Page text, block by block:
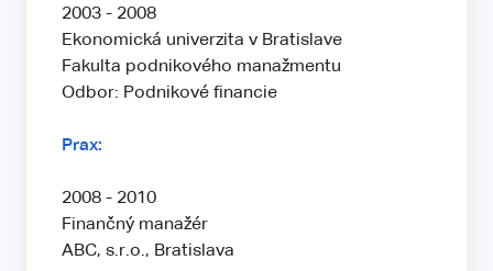
2003 - 2008
Ekonomická univerzita v Bratislave
Fakulta podnikového manažmentu
Odbor: Podnikové financie
Prax:
2008 - 2010
Finančný manažér
ABC, s.r.o., Bratislava